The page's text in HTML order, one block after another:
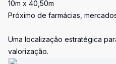
10m x 40,50m
Próximo de farmácias,
Uma localização estratégica
valorização.